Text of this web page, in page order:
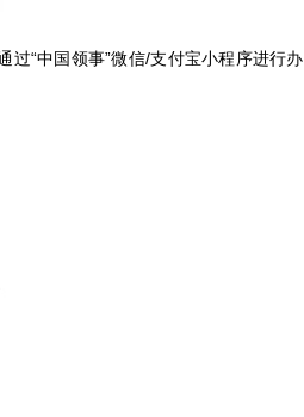
过“中国领事”微信/支付宝小程序进行办